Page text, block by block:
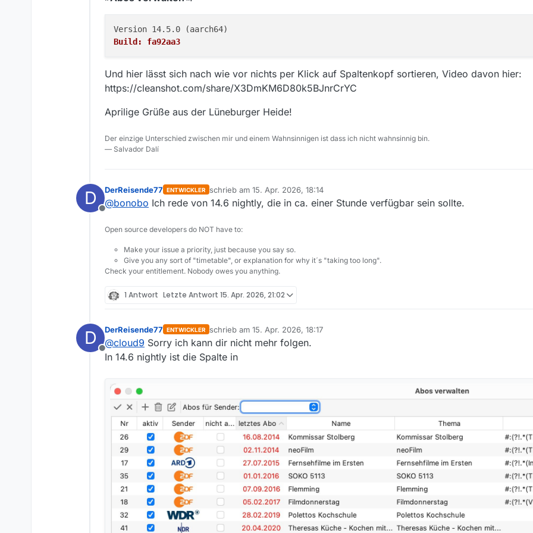
Build: fa92aa3
Und hier lässt sich nach wie vor nichts per Klick auf Spaltenkopf sortieren, Video davon hier:
https://cleanshot.com/share/X3DmKM6D80k5BJnrCrYC
Aprilige Grüße aus der Lüneburger Heide!
Der einzige Unterschied zwischen mir und einem Wahnsinnigen ist dass ich nicht wahnsinnig bin.
— Salvador Dalí
D
Offline
DerReisende77 ENTWICKLER schrieb am 15. Apr. 2026, 18:14
zuletzt editiert von
@bonobo Ich rede von 14.6 nightly, die in ca. einer Stunde verfügbar sein sollte.
Open source developers do NOT have to:
Make your issue a priority, just because you say so.
Give you any sort of "timetable", or explanation for why it´s "taking too long".
Check your entitlement. Nobody owes you anything.
1 Antwort Letzte Antwort 15. Apr. 2026, 21:02
D
Offline
DerReisende77 ENTWICKLER schrieb am 15. Apr. 2026, 18:17
zuletzt editiert von
@cloud9 Sorry ich kann dir nicht mehr folgen.
In 14.6 nightly ist die Spalte in